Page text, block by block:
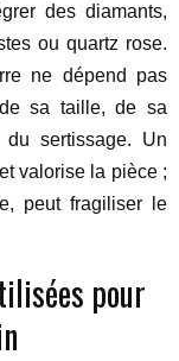
des diamants,
ou quartz rose.
ne dépend pas
sa taille, de sa
sertissage. Un
valorise la pièce ;
peut fragiliser le
pour